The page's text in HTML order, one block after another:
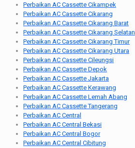
Perbaikan AC Cassette Cikampek
Perbaikan AC Cassette Cikarang
Perbaikan AC Cassette Cikarang Barat
Perbaikan AC Cassette Cikarang Selatan
Perbaikan AC Cassette Cikarang Timur
Perbaikan AC Cassette Cikarang Utara
Perbaikan AC Cassette Cileungsi
Perbaikan AC Cassette Depok
Perbaikan AC Cassette Jakarta
Perbaikan AC Cassette Kerawang
Perbaikan AC Cassette Lemah Abang
Perbaikan AC Cassette Tangerang
Perbaikan AC Central
Perbaikan AC Central Bekasi
Perbaikan AC Central Bogor
Perbaikan AC Central Cibitung